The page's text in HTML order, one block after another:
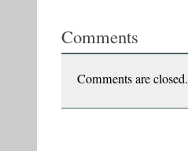
Sălbaticii
Comments
Comments are closed.